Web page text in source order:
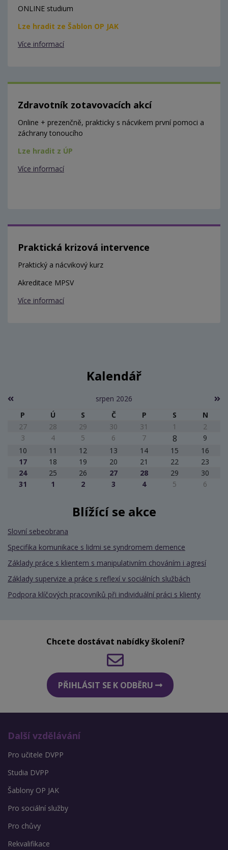
ONLINE studium
Lze hradit ze Šablon OP JAK
Více informací
Zdravotník zotavovacích akcí
Online + prezenčně, prakticky s nácvikem první pomoci a
záchrany tonoucího
Lze hradit z ÚP
Více informací
Praktická krizová intervence
Praktický a nácvikový kurz
Akreditace MPSV
Více informací
Kalendář
srpen 2026
P
Ú S Č P S
N
27
28 29 30 31 1
2
3
4 5 6 7 8
9
10
11 12 13 14 15
16
17
18 19 20 21 22
23
24
25 26 27 28 29
30
31
1 2 3 4 5 6
Blížící se akce
Slovní sebeobrana
Specifika komunikace s lidmi se syndromem demence
Základy práce s klientem s manipulativním chováním i agresí
Základy supervize a práce s reflexí v sociálních službách
Podpora klíčových pracovníků při individuální práci s klienty
Chcete dostávat nabídky školení?
PŘIHLÁSIT SE K ODBĚRU
Další vzdělávání
Pro učitele DVPP
Studia DVPP
Šablony OP JAK
Pro sociální služby
Pro chůvy
Rekvalifikace